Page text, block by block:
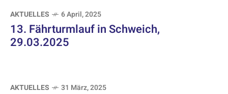
AKTUELLES 6 April, 2025
13. Fährturmlauf in Schweich,
29.03.2025
AKTUELLES 31 März, 2025